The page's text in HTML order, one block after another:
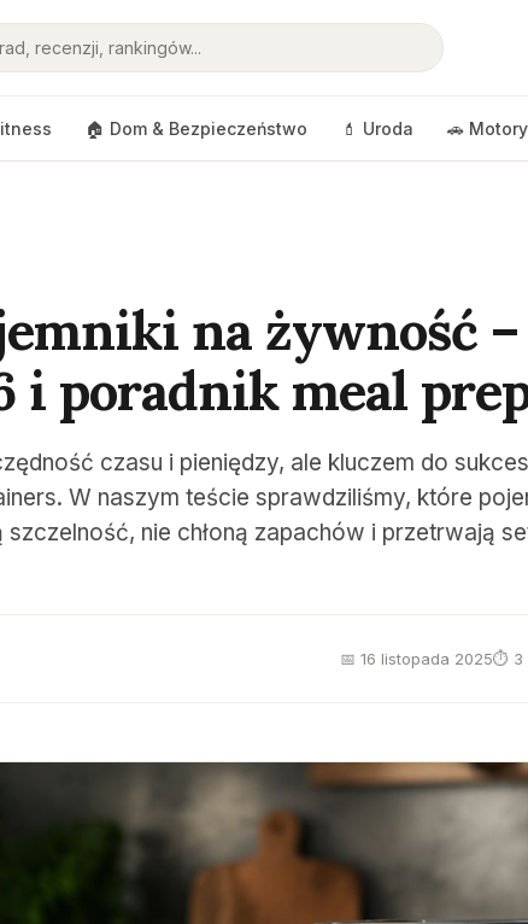
🏠 Dom & Bezpieczeństwo 💄 Uroda 🚗
na żywność –
i poradnik meal
czasu i pieniędzy, ale kluczem do
W naszym teście sprawdziliśmy, które
nie chłoną zapachów i przetrwają
📅 16 listopada 2025⏱ 3